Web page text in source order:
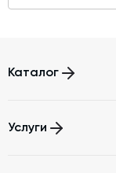
Каталог
Бетоносмесители
Услуги